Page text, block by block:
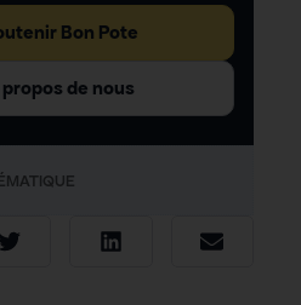
Bon Pote
propos de nous